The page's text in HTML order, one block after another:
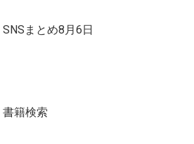
SNSまとめ8月6日
書籍検索